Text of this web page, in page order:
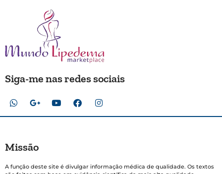
Siga-me nas redes sociais
Missão
A função deste site é divulgar informação médica de qualidade. Os textos